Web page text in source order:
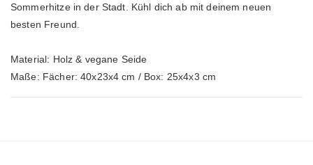
Sommerhitze in der Stadt. Kühl dich ab mit deinem neuen
besten Freund.
Material: Holz & vegane Seide
Maße: Fächer: 40x23x4 cm / Box: 25x4x3 cm